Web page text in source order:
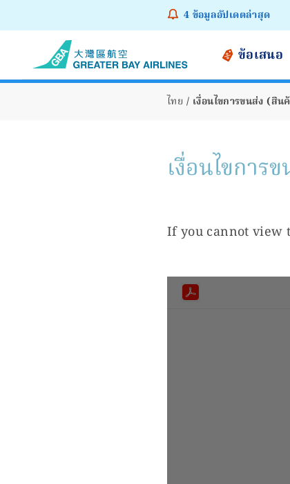
4 ข้อมูลอัปเดตล่าสุด
ข้อเสนอ
ไทย เงื่อนไขการขนส่ง (สิน
เงื่อนไขการ
If you cannot view